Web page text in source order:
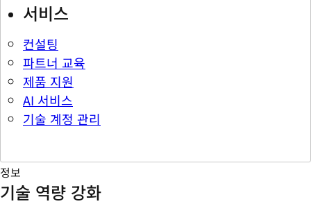
서비스
컨설팅
파트너 교육
제품 지원
AI 서비스
기술 계정 관리
정보
기술 역량 강화